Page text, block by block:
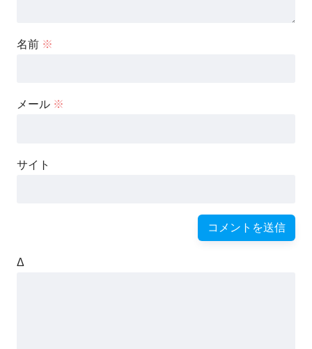
名前 ※
メール ※
サイト
Δ